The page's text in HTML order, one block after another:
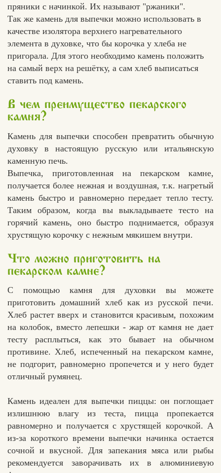
пряники с начинкой. Их называют "ржаники".
Так же камень для выпечки можно использовать в
качестве изолятора верхнего нагревательного
элемента в духовке, что бы корочка у хлеба не
пригорала. Для этого необходимо камень положить
на самый верх на решётку, а сам хлеб выписаться
ставить под камень.
В чем преимущество пекарского
камня?
Камень для выпечки способен превратить обычную
духовку в настоящую русскую или итальянскую
каменную печь.
Выпечка, приготовленная на пекарском камне,
получается более нежная и воздушная, т.к. нагретый
камень быстро и равномерно передает тепло тесту.
Таким образом, когда вы выкладываете тесто на
горячий камень, оно быстро поднимается, образуя
хрустящую корочку с нежным мякишем внутри.
Что можно приготовить на
пекарском камне?
С помощью камня для духовки вы можете
приготовить домашний хлеб как из русской печи.
Хлеб растет вверх и становится красивым, похожим
на колобок, вместо лепешки - жар от камня не дает
тесту расплыться, как это бывает на обычном
противине. Хлеб, испеченный на пекарском камне,
не подгорит, равномерно пропечется и у него будет
отличный румянец.
Камень идеален для выпечки пиццы: он поглощает
излишнюю влагу из теста, пицца пропекается
равномерно и получается с хрустящей корочкой. А
из-за короткого времени выпечки начинка остается
сочной и вкусной. Для запекания мяса или рыбы
рекомендуется заворачивать их в алюминиевую